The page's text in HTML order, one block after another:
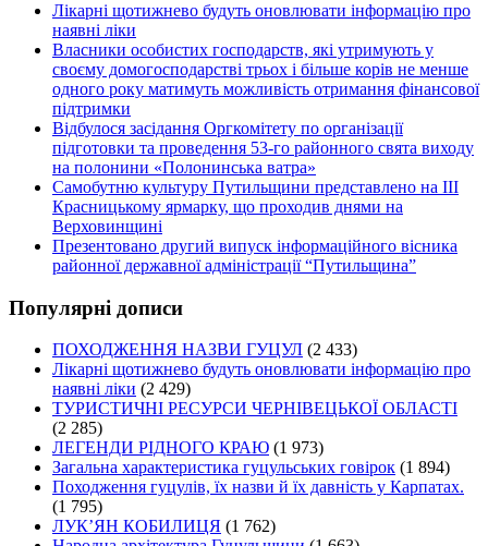
Лікарні щотижнево будуть оновлювати інформацію про
наявні ліки
Власники особистих господарств, які утримують у
своєму домогосподарстві трьох і більше корів не менше
одного року матимуть можливість отримання фінансової
підтримки
Відбулося засідання Оргкомітету по організації
підготовки та проведення 53-го районного свята виходу
на полонини «Полонинська ватра»
Самобутню культуру Путильщини представлено на ІІІ
Красницькому ярмарку, що проходив днями на
Верховинщині
Презентовано другий випуск інформаційного вісника
районної державної адміністрації “Путильщина”
Популярні дописи
ПОХОДЖЕННЯ НАЗВИ ГУЦУЛ (2 433)
Лікарні щотижнево будуть оновлювати інформацію про
наявні ліки (2 429)
ТУРИСТИЧНІ РЕСУРСИ ЧЕРНІВЕЦЬКОЇ ОБЛАСТІ
(2 285)
ЛЕГЕНДИ РІДНОГО КРАЮ (1 973)
Загальна характеристика гуцульських говірок (1 894)
Походження гуцулів, їх назви й їх давність у Карпатах.
(1 795)
ЛУК’ЯН КОБИЛИЦЯ (1 762)